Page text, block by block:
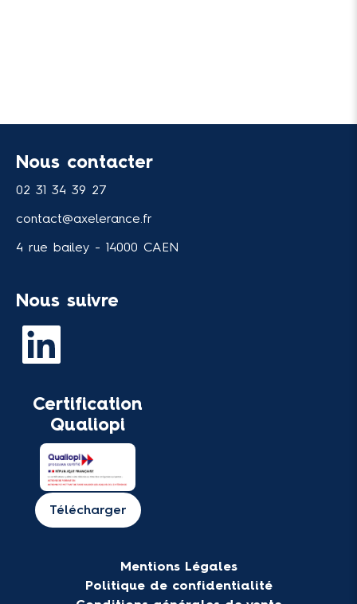
Nous contacter
02 31 34 39 27
contact@axelerance.fr
4 rue bailey - 14000 CAEN
Nous suivre
Certification
Qualiopi
Télécharger
Mentions Légales
Politique de confidentialité